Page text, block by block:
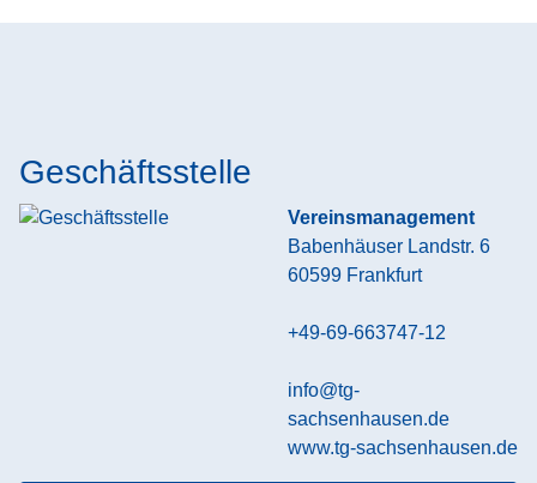
Geschäftsstelle
Vereinsmanagement
Babenhäuser Landstr. 6
60599 Frankfurt
+49-69-663747-12
info@tg-
sachsenhausen.de
www.tg-sachsenhausen.de